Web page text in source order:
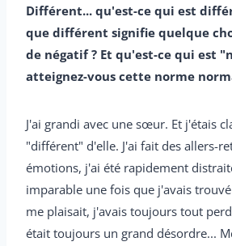
Différent... qu'est-ce qui est
que différent signifie quelque
de négatif ? Et qu'est-ce qui est
atteignez-vous cette norme
J'ai grandi avec une sœur. Et j'étais
"différent" d'elle. J'ai fait des allers-
émotions, j'ai été rapidement
imparable une fois que j'avais
me plaisait, j'avais toujours tout
était toujours un grand désordre...